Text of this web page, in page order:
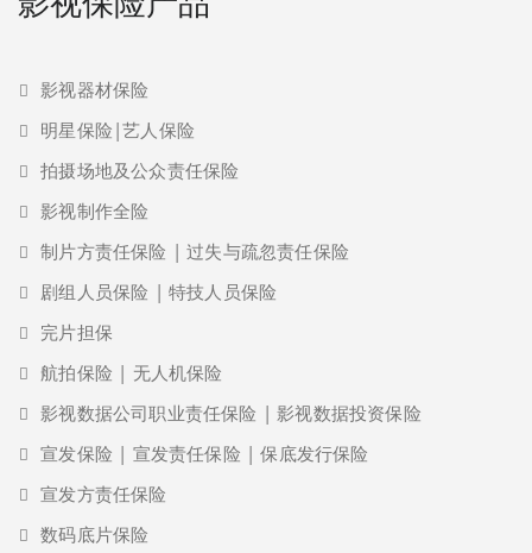
影视器材保险
明星保险|艺人保险
拍摄场地及公众责任保险
影视制作全险
制片方责任保险 | 过失与疏忽责任保险
剧组人员保险 | 特技人员保险
完片担保
航拍保险 | 无人机保险
影视数据公司职业责任保险 | 影视数据投资保险
宣发保险 | 宣发责任保险 | 保底发行保险
宣发方责任保险
数码底片保险